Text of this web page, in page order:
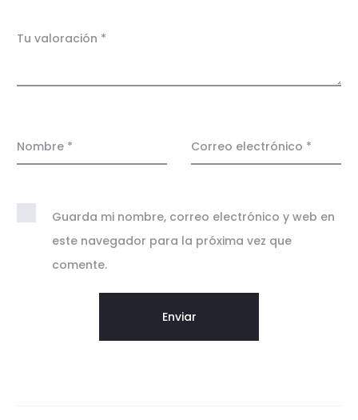
c
o
e
Tu valoración *
Nombre * Correo electrónico *
Guarda mi nombre, correo electrónico y web en
este navegador para la próxima vez que
comente.